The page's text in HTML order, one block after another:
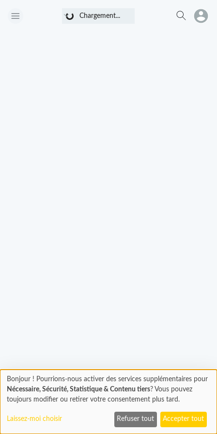
Chargement...
Chargement...Chargement
En cours...
Bonjour ! Pourrions-nous activer des services supplémentaires pour
Nécessaire, Sécurité, Statistique & Contenu tiers? Vous pouvez
toujours modifier ou retirer votre consentement plus tard.
Laissez-moi choisir Refuser tout Accepter tout